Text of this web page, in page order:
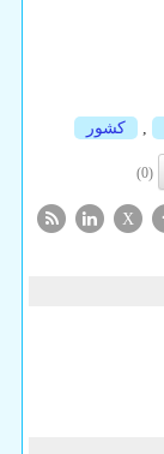
, كشور
(0)
X